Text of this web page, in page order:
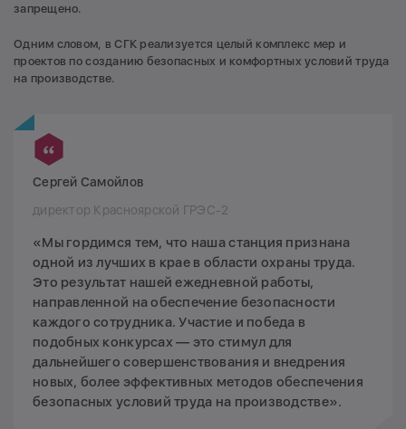
запрещено.
Одним словом, в СГК реализуется целый комплекс мер и
проектов по созданию безопасных и комфортных условий труда
на производстве.
Сергей Самойлов
директор Красноярской ГРЭС-2
«Мы гордимся тем, что наша станция признана
одной из лучших в крае в области охраны труда.
Это результат нашей ежедневной работы,
направленной на обеспечение безопасности
каждого сотрудника. Участие и победа в
подобных конкурсах — это стимул для
дальнейшего совершенствования и внедрения
новых, более эффективных методов обеспечения
безопасных условий труда на производстве».